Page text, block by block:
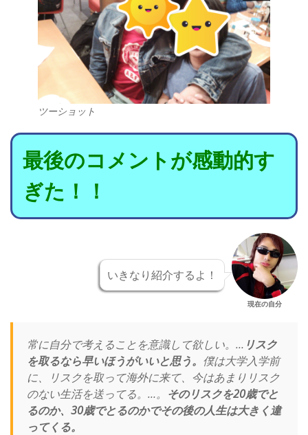
ツーショット
最後のコメントが感動的す
ぎた！！
いきなり紹介するよ！
現在の自分
常に自分で考えることを意識して欲しい。… リスク
を取るなら早いほうがいいと思う。 僕は大学入学前
に、リスクを取って海外に来て、今はあまりリスク
のない生活を送ってる。…。 そのリスクを20歳でと
るのか、30歳でとるのかでその後の人生は大きく違
ってくる。